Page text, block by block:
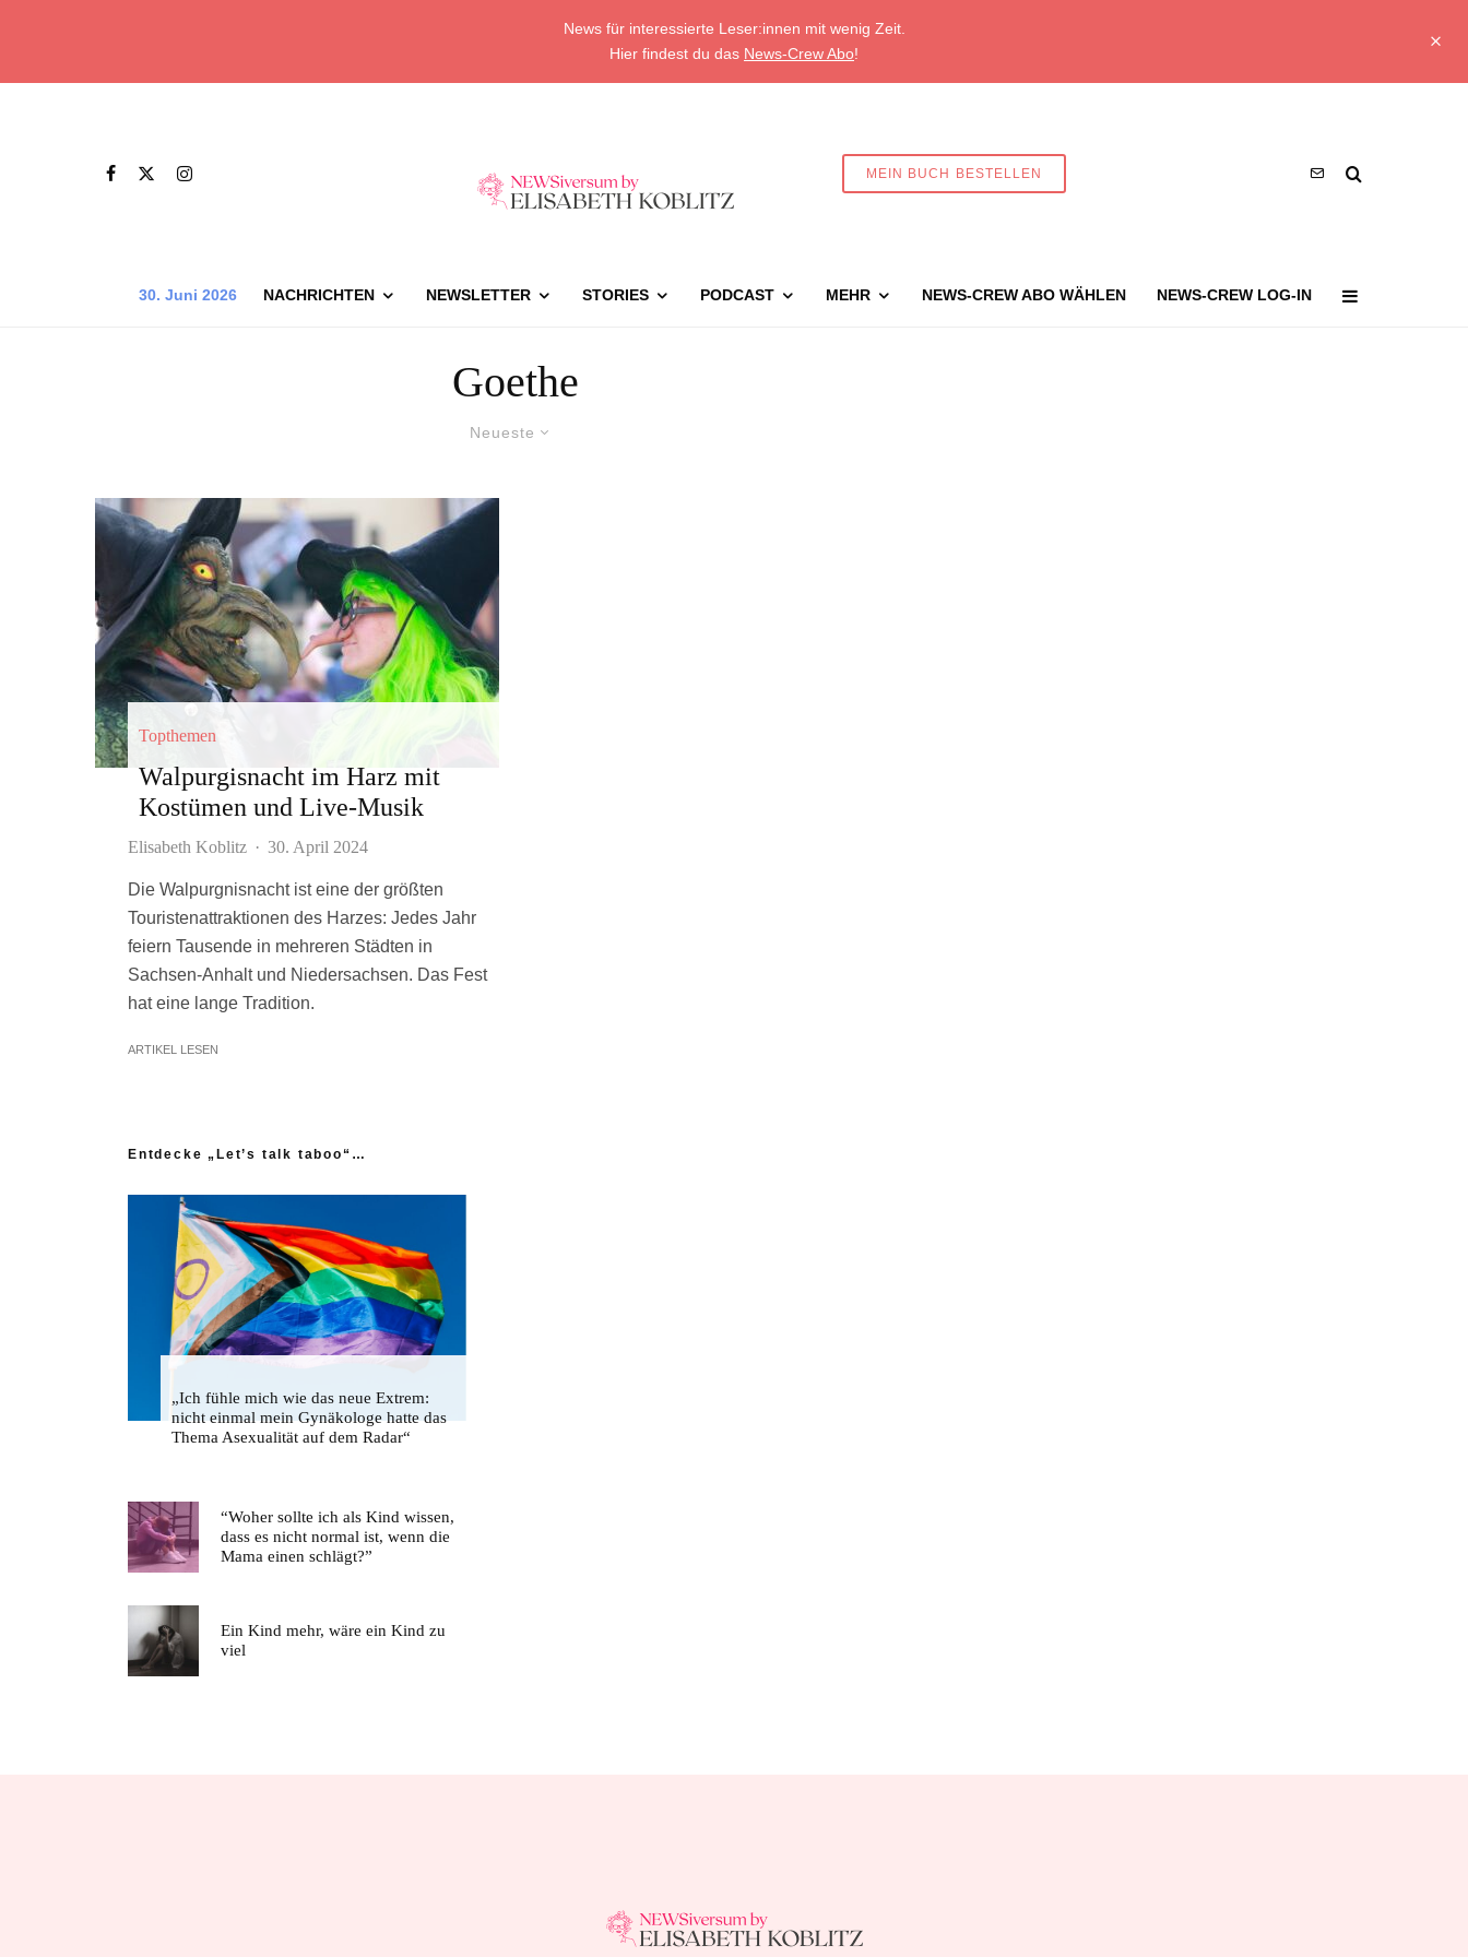
News für interessierte Leser:innen mit wenig Zeit.
Hier findest du das News-Crew Abo!
MEIN BUCH BESTELLEN
30. Juni 2026 NACHRICHTEN NEWSLETTER STORIES PODCAST MEHR NEWS-CREW ABO WÄHLEN NEWS-CREW LOG-IN
Goethe
Neueste
Topthemen
Walpurgisnacht im Harz mit
Kostümen und Live-Musik
Elisabeth Koblitz · 30. April 2024
Die Walpurgnisnacht ist eine der größten
Touristenattraktionen des Harzes: Jedes Jahr
feiern Tausende in mehreren Städten in
Sachsen-Anhalt und Niedersachsen. Das Fest
hat eine lange Tradition.
ARTIKEL LESEN
Entdecke „Let’s talk taboo“…
„Ich fühle mich wie das neue Extrem:
nicht einmal mein Gynäkologe hatte das
Thema Asexualität auf dem Radar“
“Woher sollte ich als Kind wissen,
dass es nicht normal ist, wenn die
Mama einen schlägt?”
Ein Kind mehr, wäre ein Kind zu
viel